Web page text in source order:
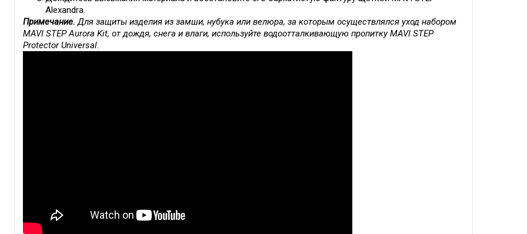
Alexandra.
Примечание. Для защиты изделия из замши, нубука или велюра, за которым осуществлялся уход набором
MAVI STEP Aurora Kit, от дождя, снега и влаги, используйте водоотталкивающую пропитку MAVI STEP
Protector Universal.